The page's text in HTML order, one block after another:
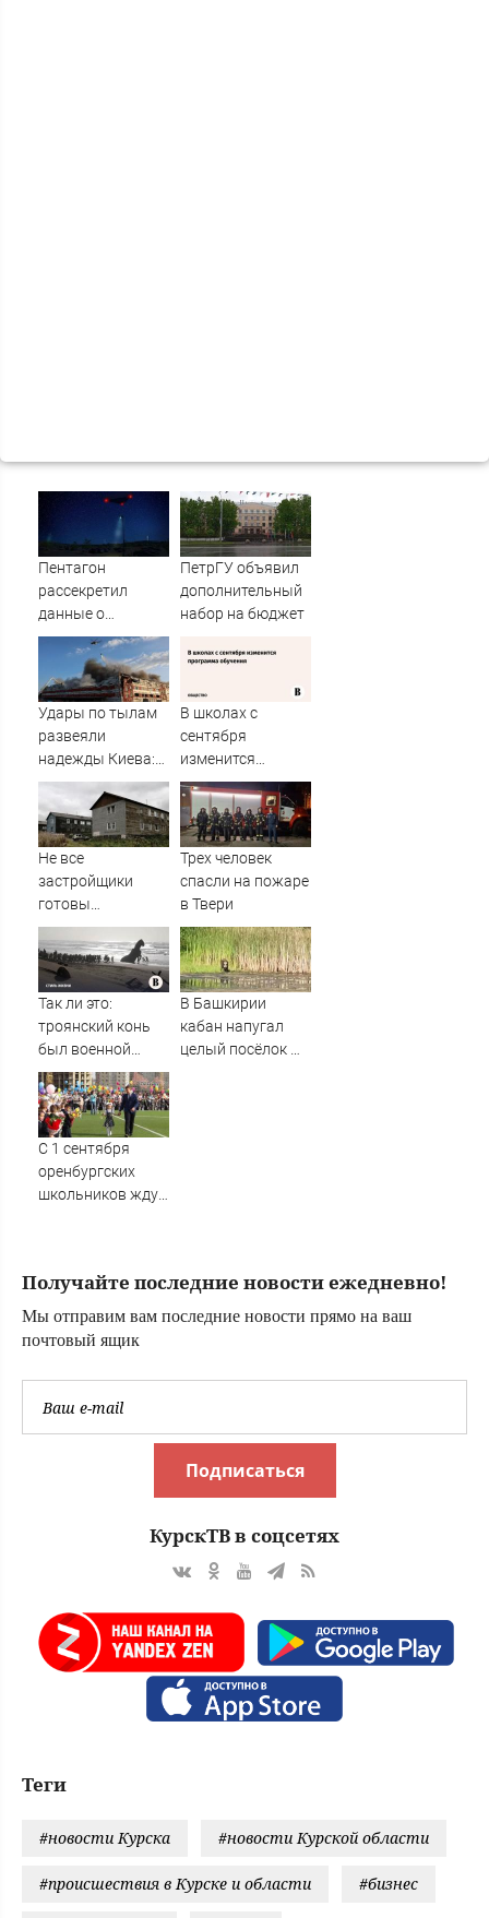
Пентагон
рассекретил
данные о
появлении НЛО
на Ближнем
Востоке
ПетрГУ объявил
дополнительный
набор на бюджет
Удары по тылам
развеяли
надежды Киева:
немецкий
аналитик
констатирует
смену настроений
» PolitCentr-NEWS
В школах с
сентября
изменится
программа
обучения
Не все
застройщики
готовы
участвовать в
расселении
«авариек» в
Мурманске
Трех человек
спасли на пожаре
в Твери
Так ли это:
троянский конь
был военной
хитростью
Одиссея?
В Башкирии
кабан напугал
целый посёлок —
С 1 сентября
оренбургских
школьников ждут
Получайте последние новости ежедневно!
Мы отправим вам последние новости прямо на ваш
почтовый ящик
Подписаться
КурскТВ в соцсетях
Теги
#новости Курска #новости Курской области
#происшествия в Курске и области #бизнес